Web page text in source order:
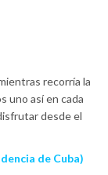
recorría la
uno así en cada
desde el
de Cuba)